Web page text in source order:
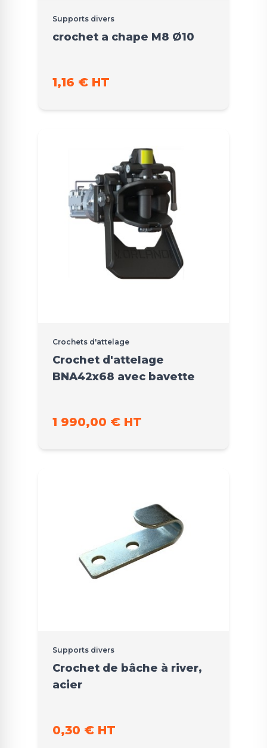
Supports divers
crochet a chape M8 Ø10
1,16 € HT
Crochets d'attelage
Crochet d'attelage
BNA42x68 avec bavette
1 990,00 € HT
Supports divers
Crochet de bâche à river,
acier
0,30 € HT